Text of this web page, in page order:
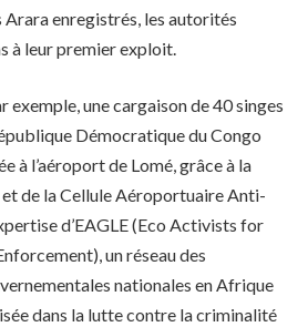
enregistrés, les autorités
à leur premier exploit.
exemple, une cargaison de 40 singes
Démocratique du Congo
à l’aéroport de Lomé, grâce à la
de la Cellule Aéroportuaire Anti-
d’EAGLE (Eco Activists for
un réseau des
nationales en Afrique
dans la lutte contre la criminalité